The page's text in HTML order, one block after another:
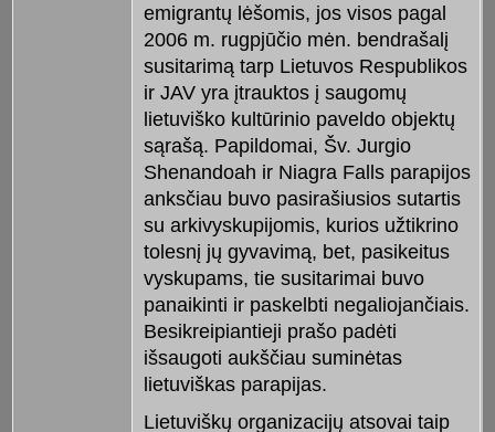
emigrantų lėšomis, jos visos pagal
2006 m. rugpjūčio mėn. bendrašalį
susitarimą tarp Lietuvos Respublikos
ir JAV yra įtrauktos į saugomų
lietuviško kultūrinio paveldo objektų
sąrašą. Papildomai, Šv. Jurgio
Shenandoah ir Niagra Falls parapijos
anksčiau buvo pasirašiusios sutartis
su arkivyskupijomis, kurios užtikrino
tolesnį jų gyvavimą, bet, pasikeitus
vyskupams, tie susitarimai buvo
panaikinti ir paskelbti negaliojančiais.
Besikreipiantieji prašo padėti
išsaugoti aukščiau suminėtas
lietuviškas parapijas.
Lietuviškų organizacijų atsovai taip